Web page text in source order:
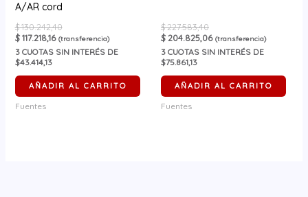
A/AR cord
$130.242,40
$117.218,16 (transferencia)
3CUOTAS SIN INTERÉS DE
$43.414,13
AÑADIR AL CARRITO
Fuentes
$227.583,40
$204.825,06 (transferencia)
3 CUOTAS SIN INTERÉS DE
$75.861,13
AÑADIR AL CARRITO
Fuentes